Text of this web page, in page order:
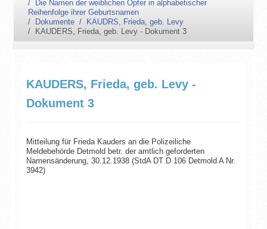
Die Namen der weiblichen Opfer in alphabetischer
Reihenfolge ihrer Geburtsnamen
Dokumente
KAUDRS, Frieda, geb. Levy
KAUDERS, Frieda, geb. Levy - Dokument 3
KAUDERS, Frieda, geb. Levy -
Dokument 3
Mitteilung für Frieda Kauders an die Polizeiliche
Meldebehörde Detmold betr. der amtlich geforderten
Namensänderung, 30.12.1938 (StdA DT D 106 Detmold A Nr.
3942)